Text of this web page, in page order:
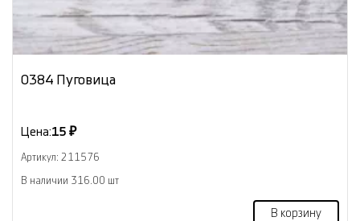
0384 Пуговица
Цена:15 ₽
Артикул: 211576
В наличии 316.00 шт
В корзину